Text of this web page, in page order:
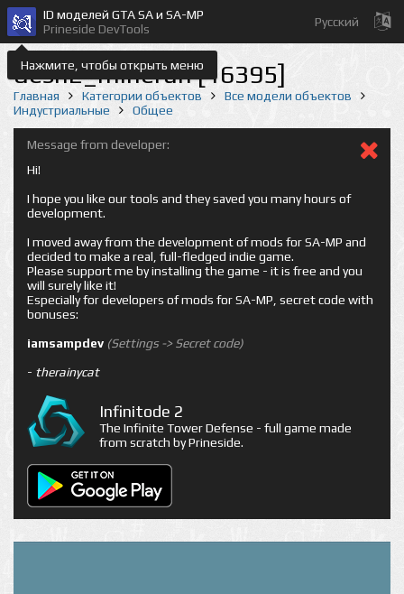
Нажмите, чтобы открыть меню
ID моделей GTA SA и SA-MP
Prineside DevTools
Русский
desn2_minerun [16395]
Главная Категории объектов
Все модели объектов
Индустриальные
Общее
Message from developer:
Hi!
I hope you like our tools and they saved you many hours of
development.
I moved away from the development of mods for SA-MP and
decided to make a real, full-fledged indie game.
Please support me by installing the game - it is free and you
will surely like it!
Especially for developers of mods for SA-MP, secret code with
bonuses:
iamsampdev (Settings -> Secret code)
- therainycat
Infinitode 2
The Infinite Tower Defense - full game made
from scratch by Prineside.